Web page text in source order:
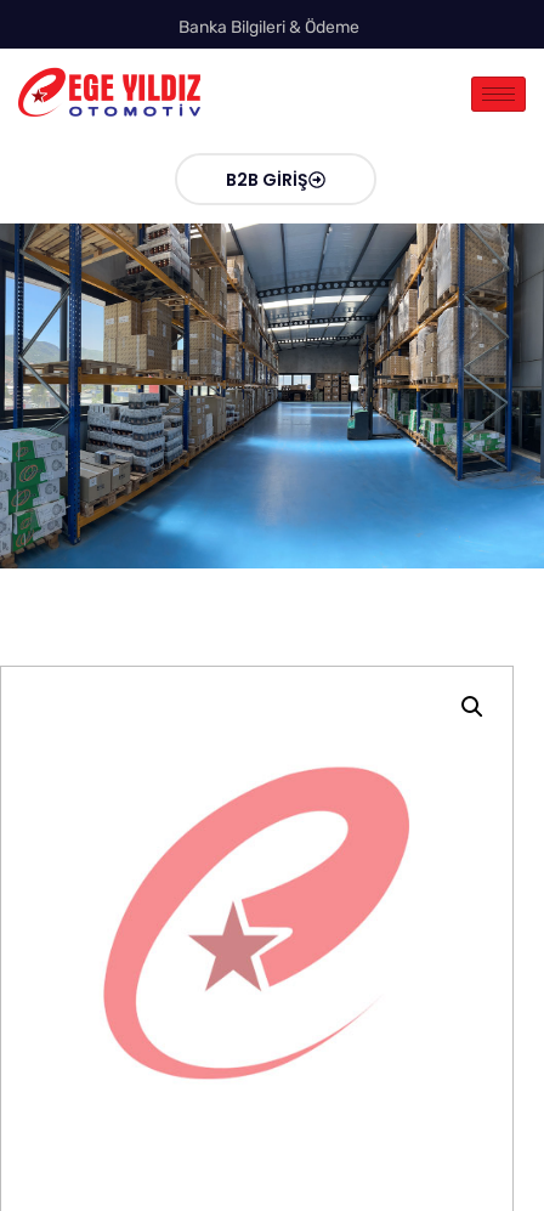
Banka Bilgileri & Ödeme
B2B GIRIŞ